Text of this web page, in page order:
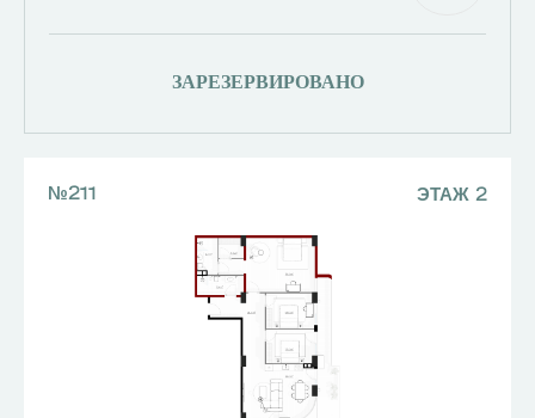
ЗАРЕЗЕРВИРОВАНО
№211 ЭТАЖ 2